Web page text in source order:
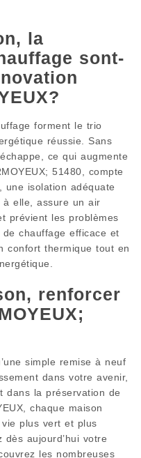
la
sont-
forment le trio
réussie. Sans
ce qui augmente
51480, compte
une isolation adéquate
elle, assure un air
prévient les problèmes
chauffage efficace et
confort thermique tout en
renforcer
simple remise à neuf
dans votre avenir,
dans la préservation de
chaque maison
plus vert et plus
dès aujourd’hui votre
les nombreuses